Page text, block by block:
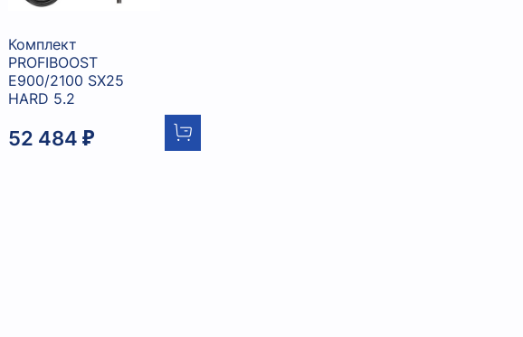
Комплект
PROFIBOOST
E900/2100 SX25
HARD 5.2
52 484 ₽